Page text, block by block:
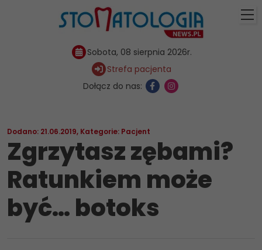
Sobota, 08 sierpnia 2026r.
Strefa pacjenta
Dołącz do nas:
Dodano: 21.06.2019, Kategorie: Pacjent
Zgrzytasz zębami?
Ratunkiem może
być… botoks